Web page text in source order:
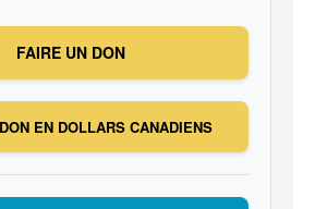
FAIRE UN DON
EN DOLLARS CANADIENS